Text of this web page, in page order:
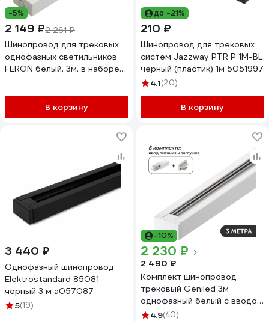
-5%
2 149 ₽2 261 ₽
Шинопровод для трековых
однофазных светильников
FERON белый, 3м, в наборе
В корзину
до -21%
210 ₽
Шинопровод для трековых
систем Jazzway PTR P 1M-BL
черный (пластик) 1м 5051997
4.1(20)
В корзину
3 440 ₽
Однофазный шинопровод
Elektrostandard 85081
черный 3 м a057087
5(19)
-10%
2 230 ₽
2 490 ₽
Комплект шинопровод
трековый Geniled 3м
однофазный белый с вводом
питания и заглушкой
4.9(40)